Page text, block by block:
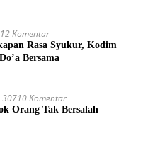
Komentar
Rasa Syukur, Kodim
Bersama
30710 Komentar
Orang Tak Bersalah